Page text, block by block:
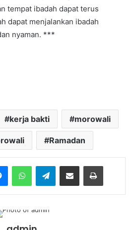
tempat ibadah dapat terus
dapat menjalankan ibadah
nyaman. ***
kerja bakti morowali
Ramadan
MessengerWhatsAppTelegramShare via Email Print